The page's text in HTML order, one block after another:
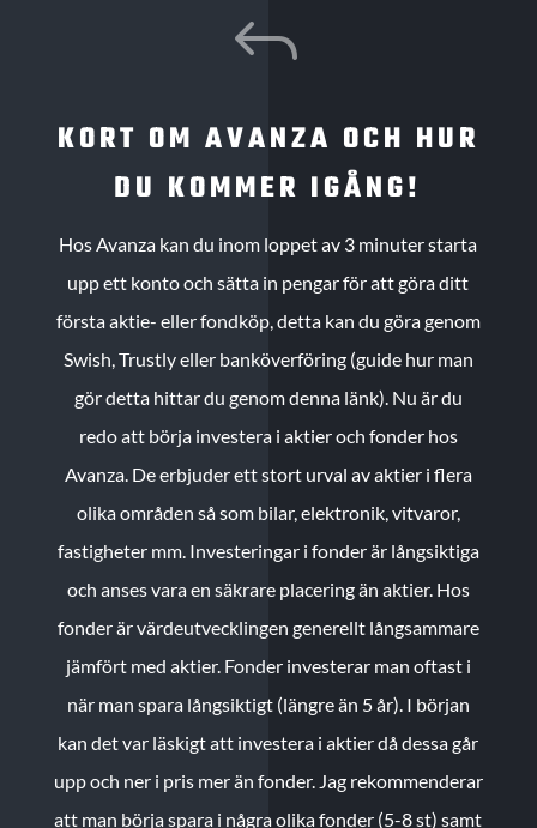
J
KORT OM AVANZA OCH HUR
DU KOMMER IGÅNG!
Hos Avanza kan du inom loppet av 3 minuter starta
upp ett konto och sätta in pengar för att göra ditt
första aktie- eller fondköp, detta kan du göra genom
Swish, Trustly eller banköverföring (guide hur man
gör detta hittar du genom denna länk). Nu är du
redo att börja investera i aktier och fonder hos
Avanza. De erbjuder ett stort urval av aktier i flera
olika områden så som bilar, elektronik, vitvaror,
fastigheter mm. Investeringar i fonder är långsiktiga
och anses vara en säkrare placering än aktier. Hos
fonder är värdeutvecklingen generellt långsammare
jämfört med aktier. Fonder investerar man oftast i
när man spara långsiktigt (längre än 5 år). I början
kan det var läskigt att investera i aktier då dessa går
upp och ner i pris mer än fonder. Jag rekommenderar
att man börja spara i några olika fonder (5-8 st) samt